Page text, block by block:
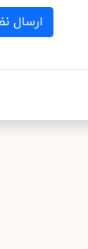
ارسال نظر